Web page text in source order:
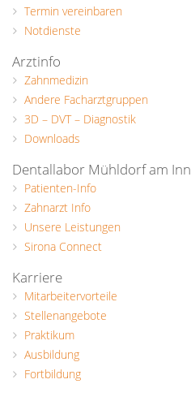
Termin vereinbaren
Notdienste
Arztinfo
Zahnmedizin
Andere Facharztgruppen
3D – DVT – Diagnostik
Downloads
Dentallabor Mühldorf am Inn
Patienten-Info
Zahnarzt Info
Unsere Leistungen
Sirona Connect
Karriere
Mitarbeitervorteile
Stellenangebote
Praktikum
Ausbildung
Fortbildung